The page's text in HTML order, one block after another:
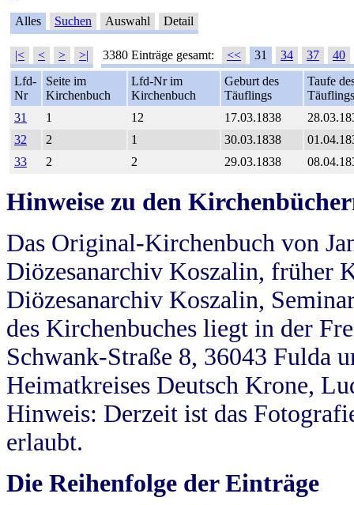
Alles Suchen Auswahl Detail
|< < > >| 3380 Einträge gesamt: << 31 34 37
40
Lfd-
Nr
Seite im
Kirchenbuch
Lfd-Nr im
Kirchenbuch
Geburt des
Täuflings
Taufe
Täuflings
31
1 12 17.03.1838
32
2 1 30.03.1838
33
2 2 29.03.1838
Hinweise zu den
Das Original-Kirchenbuch von
Diözesanarchiv Koszalin, früher
Diözesanarchiv Koszalin,
des Kirchenbuches liegt in der
Schwank-Straße 8, 36043 Fulda
Heimatkreises Deutsch Krone,
Hinweis: Derzeit ist das
erlaubt.
Die Reihenfolge der Einträge